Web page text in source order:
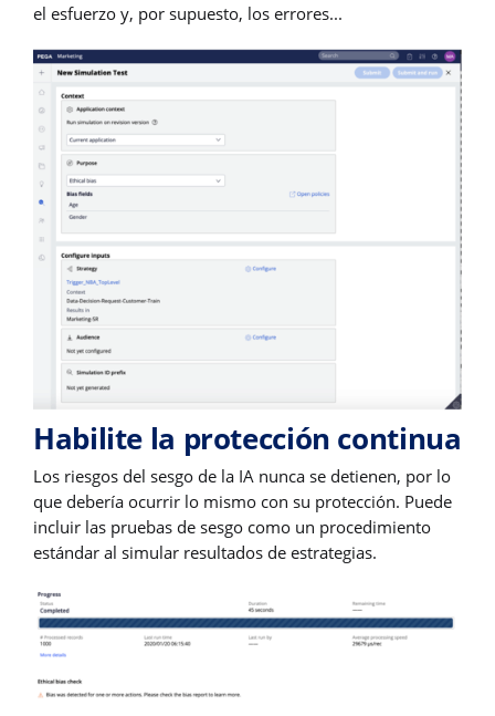
el esfuerzo y, por supuesto, los errores...
Habilite la protección continua
Los riesgos del sesgo de la IA nunca se detienen, por lo
que debería ocurrir lo mismo con su protección. Puede
incluir las pruebas de sesgo como un procedimiento
estándar al simular resultados de estrategias.